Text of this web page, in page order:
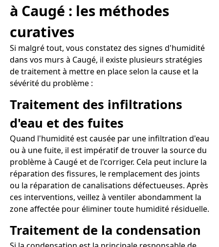
à Caugé : les méthodes
curatives
Si malgré tout, vous constatez des signes d'humidité
dans vos murs à Caugé, il existe plusieurs stratégies
de traitement à mettre en place selon la cause et la
sévérité du problème :
Traitement des infiltrations
d'eau et des fuites
Quand l'humidité est causée par une infiltration d'eau
ou à une fuite, il est impératif de trouver la source du
problème à Caugé et de l'corriger. Cela peut inclure la
réparation des fissures, le remplacement des joints
ou la réparation de canalisations défectueuses. Après
ces interventions, veillez à ventiler abondamment la
zone affectée pour éliminer toute humidité résiduelle.
Traitement de la condensation